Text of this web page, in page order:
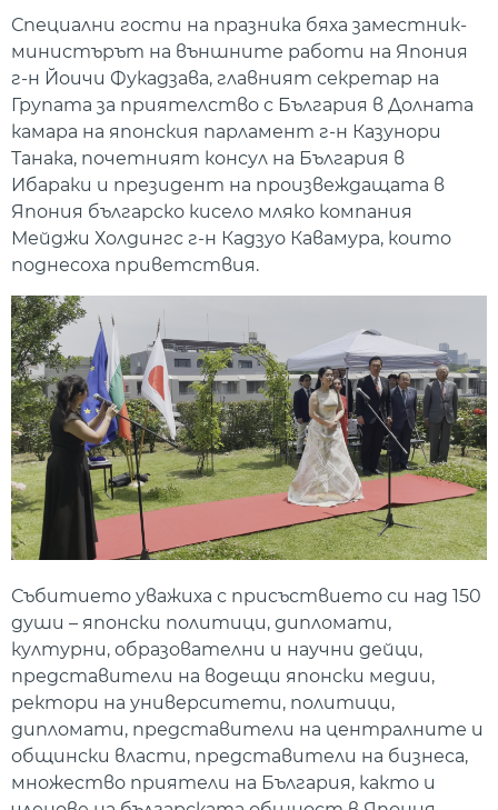
Специални гости на празника бяха заместник-
министърът на външните работи на Япония
г-н Йоичи Фукадзава, главният секретар на
Групата за приятелство с България в Долната
камара на японския парламент г-н Казунори
Танака, почетният консул на България в
Ибараки и президент на произвеждащата в
Япония българско кисело мляко компания
Мейджи Холдингс г-н Кадзуо Кавамура, които
поднесоха приветствия.
Събитието уважиха с присъствието си над 150
души – японски политици, дипломати,
културни, образователни и научни дейци,
представители на водещи японски медии,
ректори на университети, политици,
дипломати, представители на централните и
общински власти, представители на бизнеса,
множество приятели на България, както и